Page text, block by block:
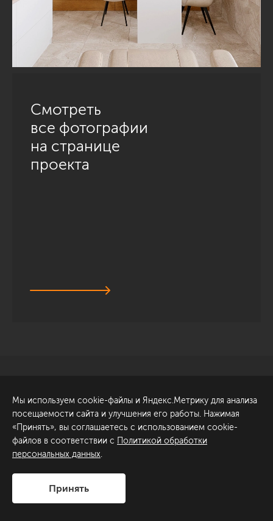
Смотреть
все фотографии
на странице
проекта
Обсудить проект
ул. Академика Павлова, 6
к1
+7 (812) 200-95-55
Сделано в
Мы используем cookie-файлы и Яндекс.Метрику для анализа
посещаемости сайта и улучшения его работы. Нажимая
«Принять», вы соглашаетесь с использованием cookie-
файлов в соответствии с Политикой обработки
персональных данных.
Принять